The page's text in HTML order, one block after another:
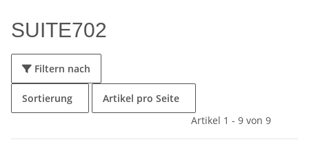
SUITE702
Filtern nach
Sortierung
Artikel pro Seite
Artikel 1 - 9 von 9